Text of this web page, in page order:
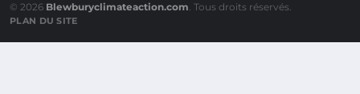
© 2026 Blewburyclimateaction.com. Tous droits réservés.
PLAN DU SITE